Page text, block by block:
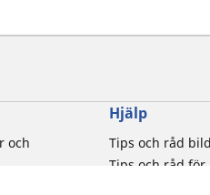
och
Hjälp
Tips och råd
Tips och råd